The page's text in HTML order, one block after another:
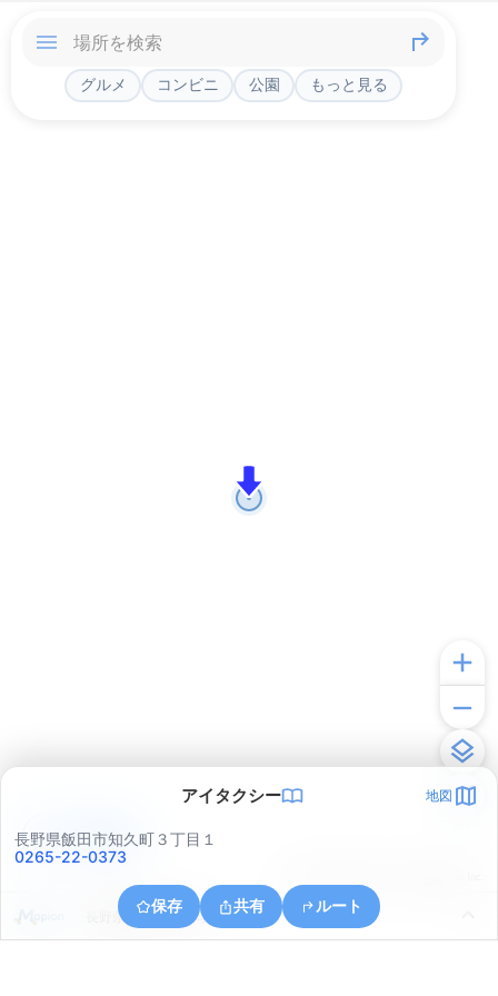
グルメ コンビニ 公園 もっと見る
アイタクシー 地図
長野県飯田市知久町３丁目１
0265-22-0373
保存 共有 ルート
長野県飯田市上殿岡
アプリで見る